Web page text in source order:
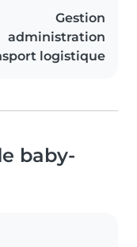
Gestion
administration
logistique
baby-